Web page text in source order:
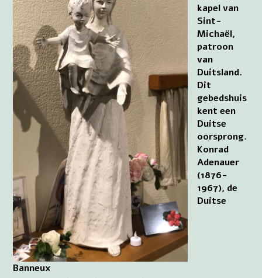
Banneux
kapel van
Sint-
Michaël,
patroon
van
Duitsland.
Dit
gebedshuis
kent een
Duitse
oorsprong.
Konrad
Adenauer
(1876-
1967), de
Duitse